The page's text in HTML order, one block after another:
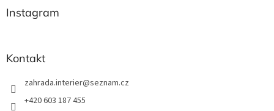
Instagram
Kontakt
zahrada.interier@seznam.cz
+420 603 187 455